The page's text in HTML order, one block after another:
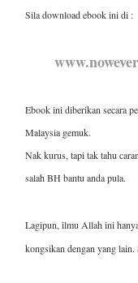
Sila download ebook ini di :
Ebook ini diberikan secara
Malaysia gemuk.
Nak kurus, tapi tak tahu
salah BH bantu anda pula.
Lagipun, ilmu Allah ini
kongsikan dengan yang